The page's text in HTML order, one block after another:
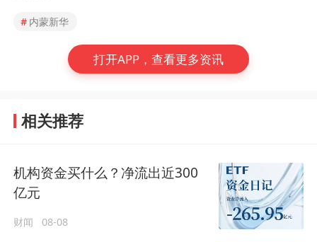
# 内蒙新华
打开APP，查看更多资讯
相关推荐
机构资金买什么？净流出近300
亿元
财闻 08-08